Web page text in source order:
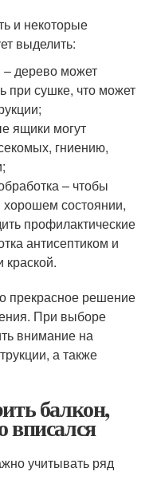
и некоторые
выделить:
– дерево может
при сушке, что может
ящики могут
гниению,
– чтобы
состоянии,
профилактические
антисептиком и
прекрасное решение
При выборе
внимание на
а также
балкон,
учитывать ряд